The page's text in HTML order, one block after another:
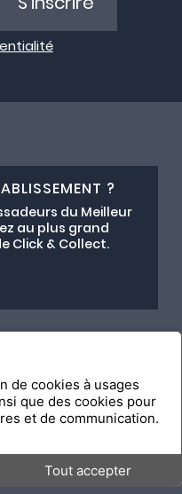
?
du Meilleur
au plus grand
Click & Collect.
parAPI & YOU| Agence
Mentions
de cookies à usages
que des cookies pour
et de communication.
Tout accepter